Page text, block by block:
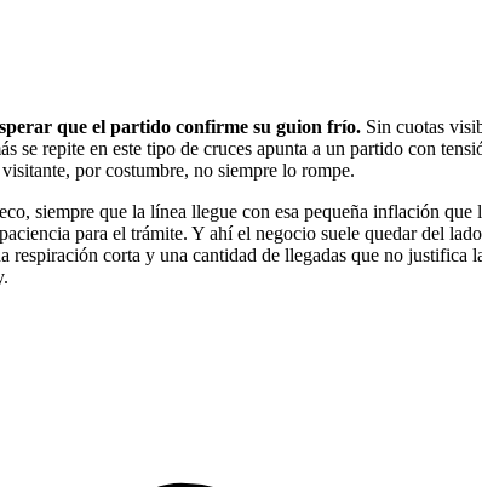
que el partido confirme su guion frío. Sin cuotas
repite en este tipo de cruces apunta a un partido con
por costumbre, no siempre lo rompe.
siempre que la línea llegue con esa pequeña inflación
para el trámite. Y ahí el negocio suele quedar del
respiración corta y una cantidad de llegadas que no